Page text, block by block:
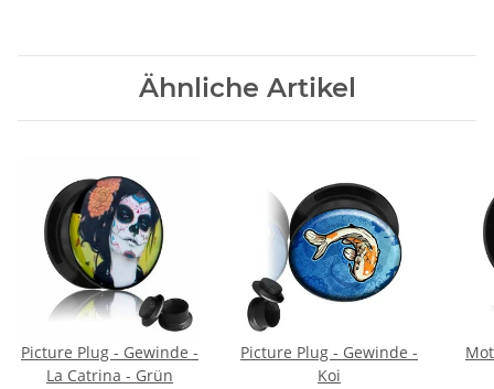
Ähnliche Artikel
Picture Plug - Gewinde -
La Catrina - Grün
Picture Plug - Gewinde -
Koi